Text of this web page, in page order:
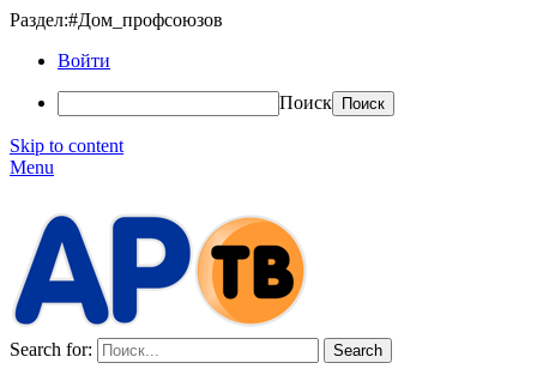
Раздел:#Дом_профсоюзов
Войти
Поиск
Skip to content
Menu
Search for: